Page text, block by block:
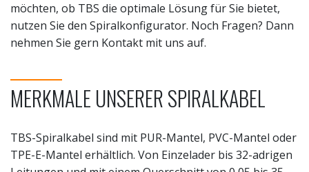
möchten, ob TBS die optimale Lösung für Sie bietet,
nutzen Sie den Spiralkonfigurator. Noch Fragen? Dann
nehmen Sie gern Kontakt mit uns auf.
MERKMALE UNSERER SPIRALKABEL
TBS-Spiralkabel sind mit PUR-Mantel, PVC-Mantel oder
TPE-E-Mantel erhältlich. Von Einzelader bis 32-adrigen